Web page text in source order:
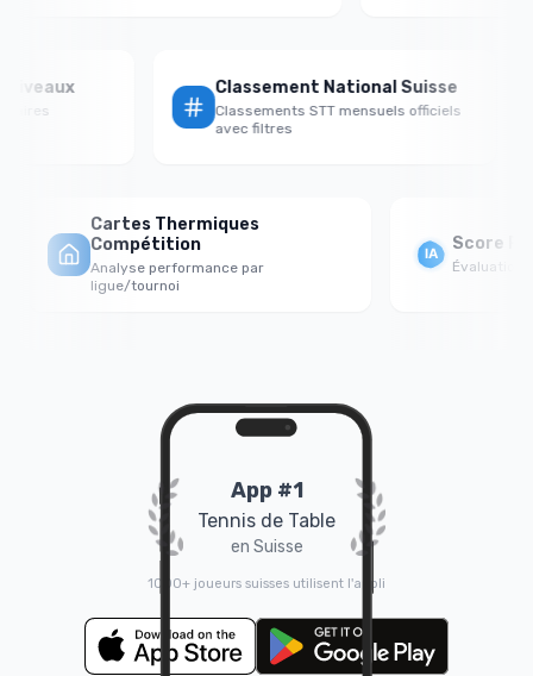
Niveaux Classement National Suisse
Classements STT mensuels officiels
avec filtres
Cartes Thermiques
Compétition
Analyse performance par
ligue/tournoi
Score
Évaluation
App #1
Tennis de Table
en Suisse
1000+ joueurs suisses utilisent l'appli